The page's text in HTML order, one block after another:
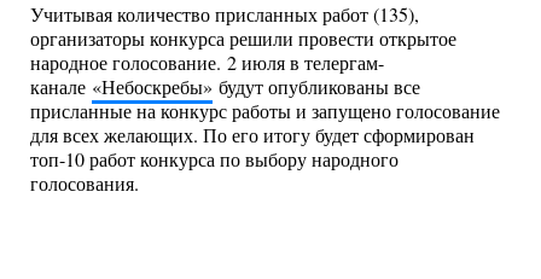
Учитывая количество присланных работ (135),
организаторы конкурса решили провести открытое
народное голосование. 2 июля в телергам-
канале «Небоскребы» будут опубликованы все
присланные на конкурс работы и запущено голосование
для всех желающих. По его итогу будет сформирован
топ-10 работ конкурса по выбору народного
голосования.